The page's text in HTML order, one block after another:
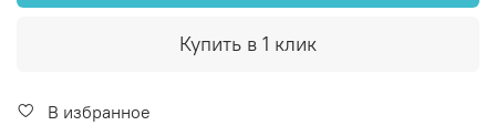
Купить в 1 клик
В избранное